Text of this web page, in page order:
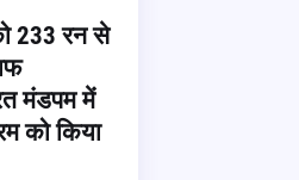
233 रन से
मंडपम में
को किया